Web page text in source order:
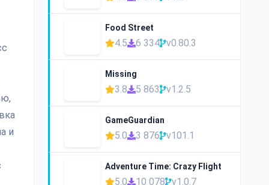
и
Food Street
4.5 6 334 v0.80.3
Missing
3.8 5 863 v1.2.5
GameGuardian
5.0 3 876 v101.1
Adventure Time: Crazy Flight
5.0 10 078 v1.0.7